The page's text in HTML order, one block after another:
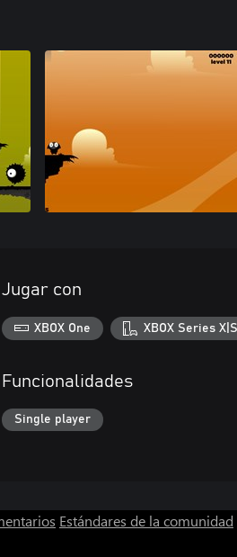
Jugar con
XBOX One XBOX Series X|S
Funcionalidades
Single player
Estándares de la comunidad